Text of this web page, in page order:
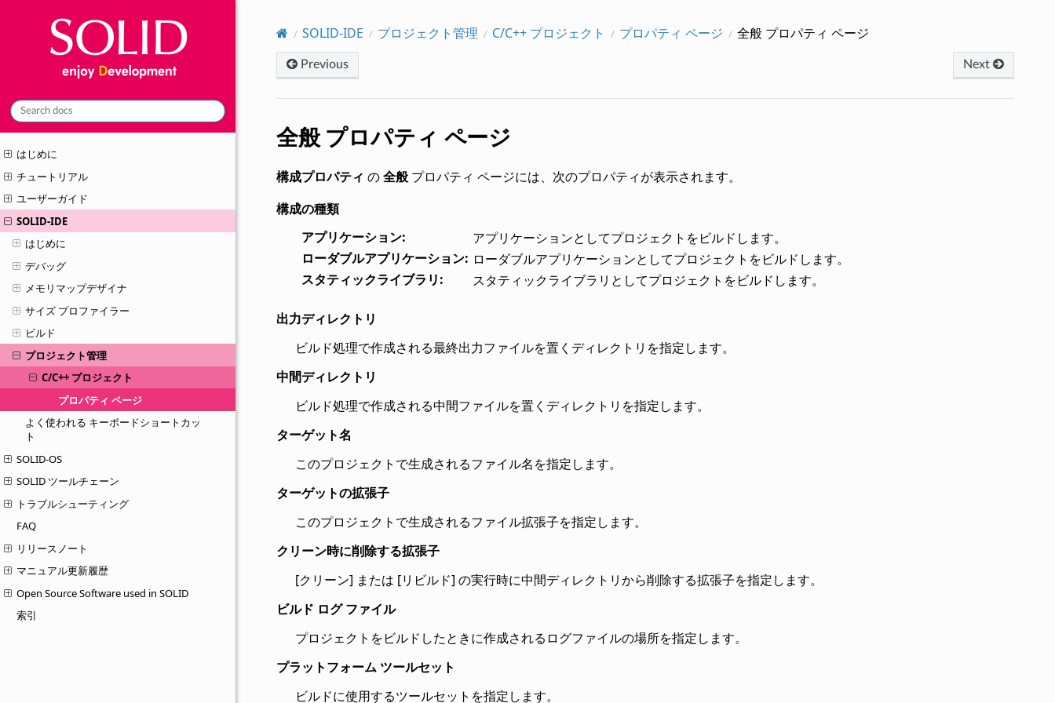
はじめに
チュートリアル
ユーザーガイド
SOLID-IDE
はじめに
デバッグ
メモリマップデザイナ
サイズ プロファイラー
ビルド
プロジェクト管理
C/C++ プロジェクト
プロパティ ページ
よく使われる キーボードショートカッ
ト
SOLID-OS
SOLID ツールチェーン
トラブルシューティング
FAQ
リリースノート
マニュアル更新履歴
Open Source Software used in SOLID
索引
SOLID-IDE プロジェクト管理 C/C++ プロジェクト プロパティ ページ 全般 プロパティ ページ
Previous Next
全般 プロパティ ページ
構成プロパティ の全般プロパティ ページには、次のプロパティが表示されます。
構成の種類
アプリケーション:
アプリケーションとしてプロジェクトをビルドします。
ローダブルアプリケーション: ローダブルアプリケーションとしてプロジェクトをビルドします。
スタティックライブラリ: スタティックライブラリとしてプロジェクトをビルドします。
出力ディレクトリ
ビルド処理で作成される最終出力ファイルを置くディレクトリを指定します。
中間ディレクトリ
ビルド処理で作成される中間ファイルを置くディレクトリを指定します。
ターゲット名
このプロジェクトで生成されるファイル名を指定します。
ターゲットの拡張子
このプロジェクトで生成されるファイル拡張子を指定します。
クリーン時に削除する拡張子
[クリーン] または [リビルド] の実行時に中間ディレクトリから削除する拡張子を指定します。
ビルド ログ ファイル
プロジェクトをビルドしたときに作成されるログファイルの場所を指定します。
プラットフォーム ツールセット
ビルドに使用するツールセットを指定します。